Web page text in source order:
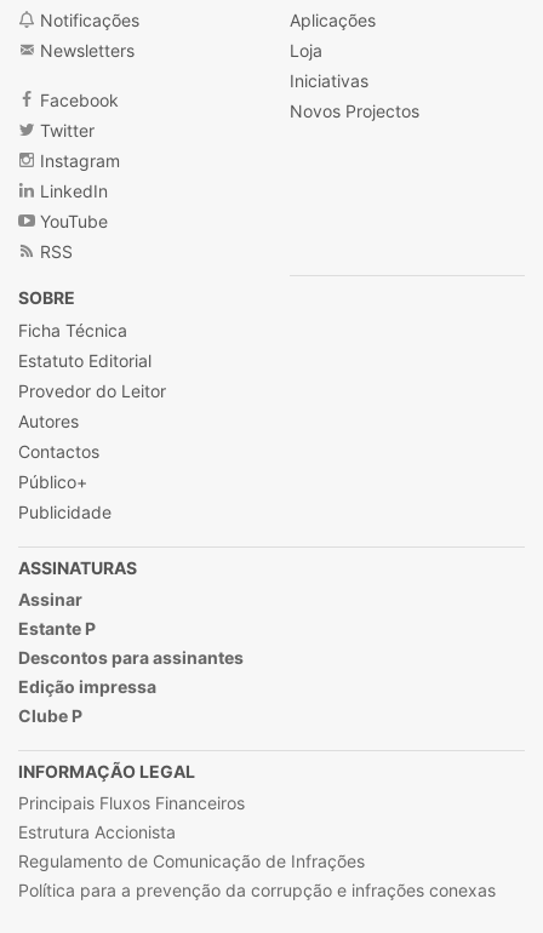
Notificações
Newsletters
Facebook
Twitter
Instagram
LinkedIn
YouTube
RSS
Aplicações
Loja
Iniciativas
Novos Projectos
SOBRE
Ficha Técnica
Estatuto Editorial
Provedor do Leitor
Autores
Contactos
Público+
Publicidade
ASSINATURAS
Assinar
Estante P
Descontos para assinantes
Edição impressa
Clube P
INFORMAÇÃO LEGAL
Principais Fluxos Financeiros
Estrutura Accionista
Regulamento de Comunicação de Infrações
Política para a prevenção da corrupção e infrações conexas